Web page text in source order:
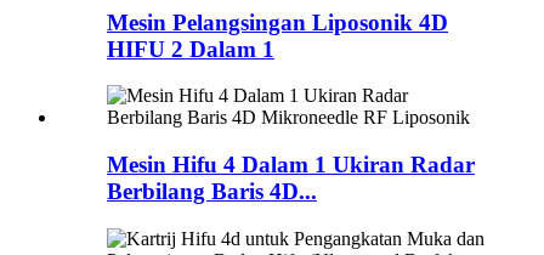
Mesin Pelangsingan Liposonik 4D
HIFU 2 Dalam 1
Mesin Hifu 4 Dalam 1 Ukiran Radar
Berbilang Baris 4D...